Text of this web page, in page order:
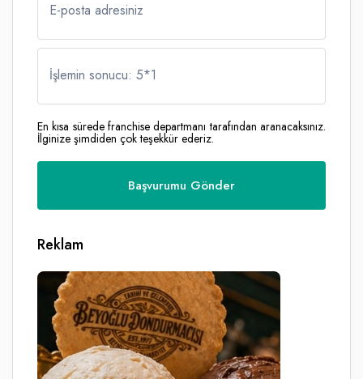
E-posta adresiniz
İşlemin sonucu: 5*1
En kısa sürede franchise departmanı tarafından aranacaksınız.
İlginize şimdiden çok teşekkür ederiz.
Reklam